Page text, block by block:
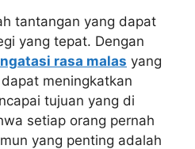
tantangan yang dapat
yang tepat. Dengan
rasa malas yang
meningkatkan
tujuan yang di
setiap orang pernah
yang penting adalah